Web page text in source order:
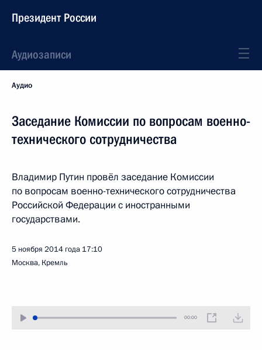
Президент России
Аудиозаписи
Аудио
Заседание Комиссии по вопросам военно-
технического сотрудничества
Владимир Путин провёл заседание Комиссии
по вопросам военно-технического сотрудничества
Российской Федерации с иностранными
государствами.
5 ноября 2014 года 17:10
Москва, Кремль
00:00